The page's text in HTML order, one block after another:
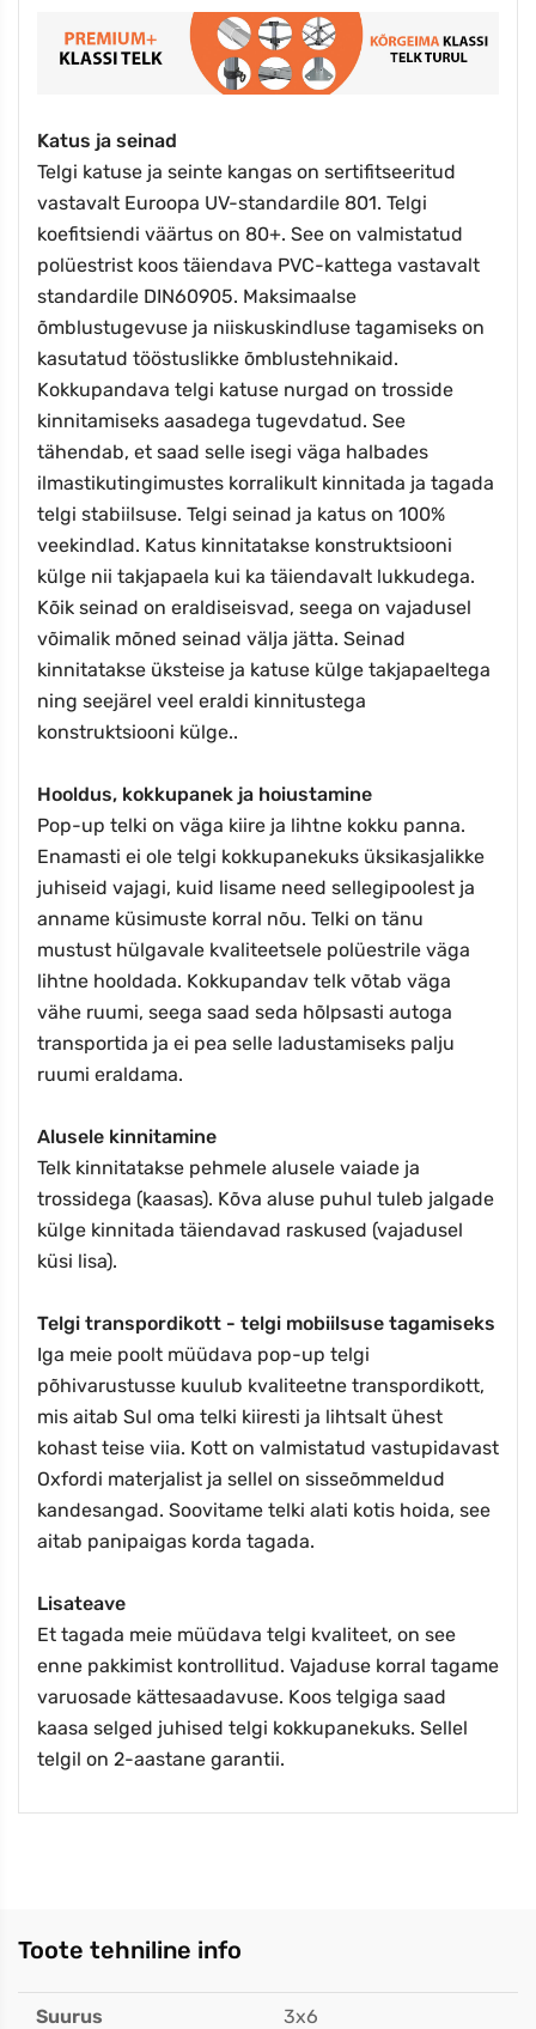
Katus ja seinad
Telgi katuse ja seinte kangas on sertifitseeritud
vastavalt Euroopa UV-standardile 801. Telgi
koefitsiendi väärtus on 80+. See on valmistatud
polüestrist koos täiendava PVC-kattega vastavalt
standardile DIN60905. Maksimaalse
õmblustugevuse ja niiskuskindluse tagamiseks on
kasutatud tööstuslikke õmblustehnikaid.
Kokkupandava telgi katuse nurgad on trosside
kinnitamiseks aasadega tugevdatud. See
tähendab, et saad selle isegi väga halbades
ilmastikutingimustes korralikult kinnitada ja tagada
telgi stabiilsuse. Telgi seinad ja katus on 100%
veekindlad. Katus kinnitatakse konstruktsiooni
külge nii takjapaela kui ka täiendavalt lukkudega.
Kõik seinad on eraldiseisvad, seega on vajadusel
võimalik mõned seinad välja jätta. Seinad
kinnitatakse üksteise ja katuse külge takjapaeltega
ning seejärel veel eraldi kinnitustega
konstruktsiooni külge..
Hooldus, kokkupanek ja hoiustamine
Pop-up telki on väga kiire ja lihtne kokku panna.
Enamasti ei ole telgi kokkupanekuks üksikasjalikke
juhiseid vajagi, kuid lisame need sellegipoolest ja
anname küsimuste korral nõu. Telki on tänu
mustust hülgavale kvaliteetsele polüestrile väga
lihtne hooldada. Kokkupandav telk võtab väga
vähe ruumi, seega saad seda hõlpsasti autoga
transportida ja ei pea selle ladustamiseks palju
ruumi eraldama.
Alusele kinnitamine
Telk kinnitatakse pehmele alusele vaiade ja
trossidega (kaasas). Kõva aluse puhul tuleb jalgade
külge kinnitada täiendavad raskused (vajadusel
küsi lisa).
Telgi transpordikott - telgi mobiilsuse tagamiseks
Iga meie poolt müüdava pop-up telgi
põhivarustusse kuulub kvaliteetne transpordikott,
mis aitab Sul oma telki kiiresti ja lihtsalt ühest
kohast teise viia. Kott on valmistatud vastupidavast
Oxfordi materjalist ja sellel on sisseõmmeldud
kandesangad. Soovitame telki alati kotis hoida, see
aitab panipaigas korda tagada.
Lisateave
Et tagada meie müüdava telgi kvaliteet, on see
enne pakkimist kontrollitud. Vajaduse korral tagame
varuosade kättesaadavuse. Koos telgiga saad
kaasa selged juhised telgi kokkupanekuks. Sellel
telgil on 2-aastane garantii.
Toote tehniline info
Suurus 3x6